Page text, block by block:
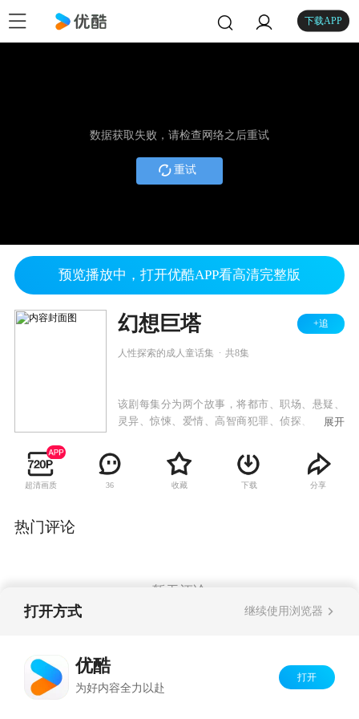
下载APP
数据获取失败，请检查网络之后重试
重试
预览播放中，打开优酷APP看高清完整版
幻想巨塔 +追
人性探索的成人童话集 共8集
该剧每集分为两个故事，将都市、职场、悬疑、
灵异、惊悚、爱情、高智商犯罪、侦探、穿越、
搞笑等几乎所有创作的元素融为一体，既不混乱
又深谙哲理，其独特的叙事和拍摄手法，使之与
所有的韩剧区分开来。说它是一部电视剧，更像
展开
超清画质 36 收藏 下载 分享
热门评论
暂无评论
打开方式 继续使用浏览器
优酷
为好内容全力以赴
打开